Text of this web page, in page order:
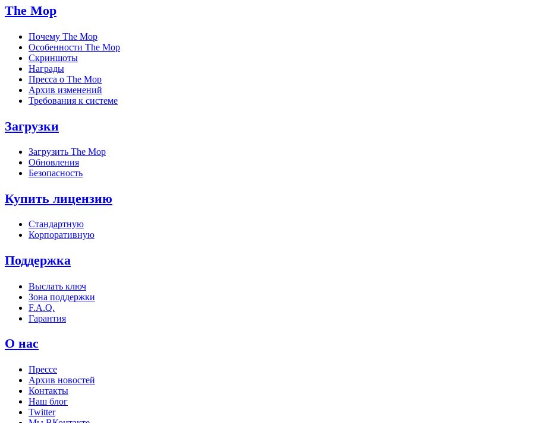
The Mop
Почему The Mop
Особенности The Mop
Скриншоты
Награды
Пресса о The Mop
Архив изменений
Требования к системе
Загрузки
Загрузить The Mop
Обновления
Безопасность
Купить лицензию
Стандартную
Корпоративную
Поддержка
Выслать ключ
Зона поддержки
F.A.Q.
Гарантия
О нас
Прессе
Архив новостей
Контакты
Наш блог
Twitter